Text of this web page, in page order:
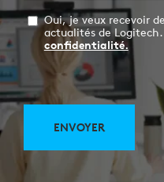
Oui, je veux recevoir
actualités de
confidentialité.
ENVOYER